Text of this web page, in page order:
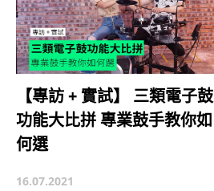
【專訪 + 實試】 三類電子鼓
功能大比拼 專業鼓手教你如
何選
16.07.2021